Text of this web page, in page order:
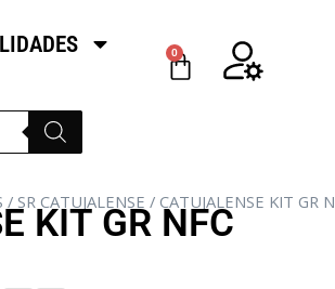
0
/ SR CATUJALENSE / CATUJALENSE KIT GR
KIT GR NFC